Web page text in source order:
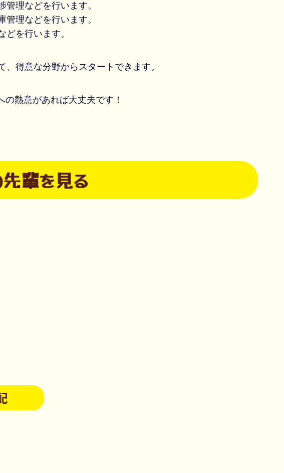
理などを行います。
理などを行います。
を行います。
得意な分野からスタートできます。
熱意があれば大丈夫です！
輩を見る